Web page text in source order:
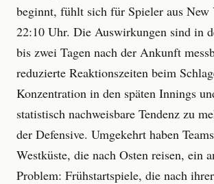
beginnt, fühlt sich für Spieler aus New
22:10 Uhr. Die Auswirkungen sind in
bis zwei Tagen nach der Ankunft
reduzierte Reaktionszeiten beim
Konzentration in den späten Innings
statistisch nachweisbare Tendenz zu
der Defensive. Umgekehrt haben
Westküste, die nach Osten reisen, ein
Problem: Frühstartspiele, die nach